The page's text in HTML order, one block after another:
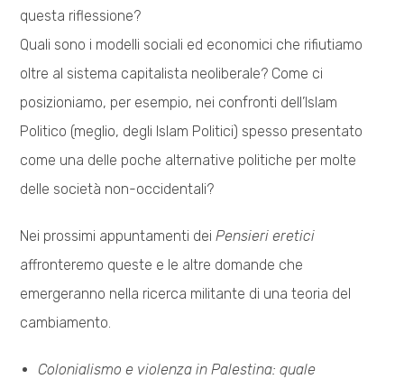
questa riflessione?
Quali sono i modelli sociali ed economici che rifiutiamo
oltre al sistema capitalista neoliberale? Come ci
posizioniamo, per esempio, nei confronti dell’Islam
Politico (meglio, degli Islam Politici) spesso presentato
come una delle poche alternative politiche per molte
delle società non-occidentali?
Nei prossimi appuntamenti deiPensieri eretici
affronteremo queste e le altre domande che
emergeranno nella ricerca militante di una teoria del
cambiamento.
Colonialismo e violenza in Palestina: quale